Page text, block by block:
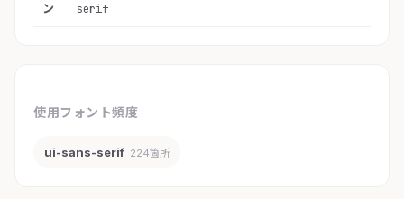
ン
serif
使用フォント頻度
ui-sans-serif 224箇所